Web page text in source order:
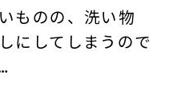
ものの、洗い物
にしてしまうので